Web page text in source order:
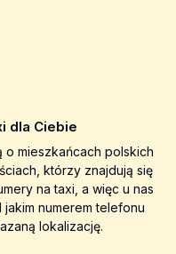
dla Ciebie
o mieszkańcach polskich
którzy znajdują się
na taxi, a więc u nas
numerem telefonu
lokalizację.